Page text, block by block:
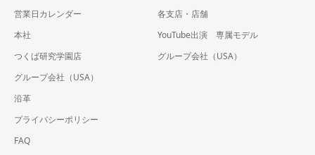
営業日カレンダー
本社
つくば研究学園店
グループ会社（USA）
沿革
プライバシーポリシー
FAQ
各支店・店舗
YouTube出演 専属モデル
グループ会社（USA）